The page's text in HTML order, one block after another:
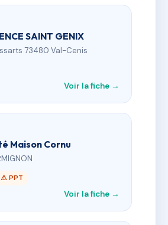
SAINT GENIX
73480 Val-Cenis
Voir la fiche →
Maison Cornu
⚠ PPT
Voir la fiche →